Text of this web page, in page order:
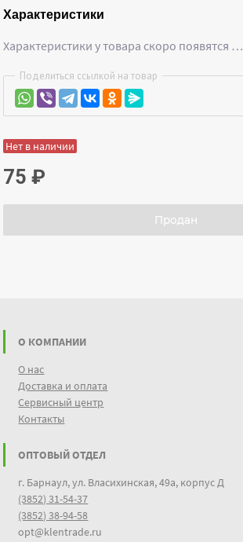
Характеристики
Характеристики у товара скоро появятся …
Поделиться ссылкой на товар
Нет в наличии
75₽
Продан
О КОМПАНИИ
О нас
Доставка и оплата
Сервисный центр
Контакты
ОПТОВЫЙ ОТДЕЛ
г. Барнаул, ул. Власихинская, 49а, корпус Д
(3852) 31-54-37
(3852) 38-94-58
opt@klentrade.ru